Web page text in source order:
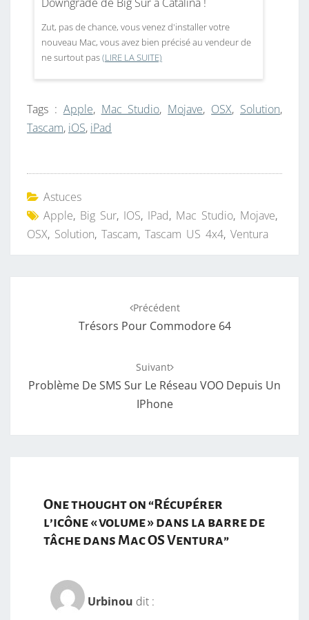
Zut, pas de chance, vous venez d'installer votre
nouveau Mac, vous avez bien précisé au vendeur de
ne surtout pas(LIRE LA SUITE)
Tags : Apple, Mac Studio, Mojave, OSX, Solution,
Tascam, iOS, iPad
Astuces
Apple, Big Sur, IOS, IPad, Mac Studio, Mojave,
OSX, Solution, Tascam, Tascam US 4x4, Ventura
Précédent
Trésors Pour Commodore 64
Suivant
Problème De SMS Sur Le Réseau VOO Depuis Un
IPhone
One thought on “Récupérer
l’icône « volume » dans la barre de
tâche dans Mac OS Ventura”
Urbinou dit :